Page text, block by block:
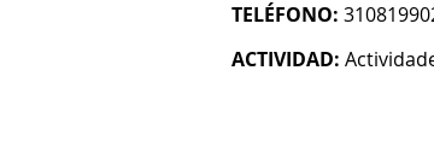
TELÉFONO:
ACTIVIDAD: